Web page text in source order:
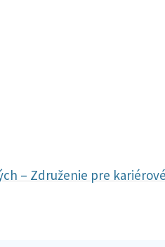
– Združenie pre